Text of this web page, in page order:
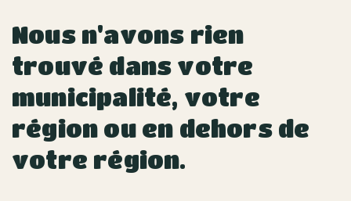
Nous n'avons rien
trouvé dans votre
municipalité, votre
région ou en dehors de
votre région.